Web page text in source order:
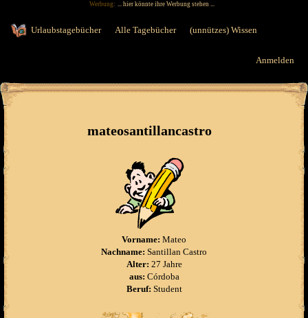
Jump to navigation
Werbung: ... hier könnte ihre Werbung stehen ...
Urlaubstagebücher Alle Tagebücher (unnützes) Wissen
Anmelden
mateosantillancastro
Vorname: Mateo
Nachname: Santillan Castro
Alter: 27 Jahre
aus: Córdoba
Beruf: Student